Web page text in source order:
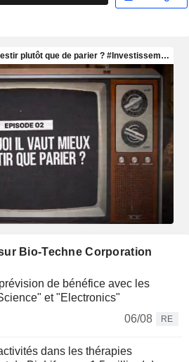
Bio-Techne Corporation
de bénéfice avec les
et "Electronics"
06/08
RE
dans les thérapies